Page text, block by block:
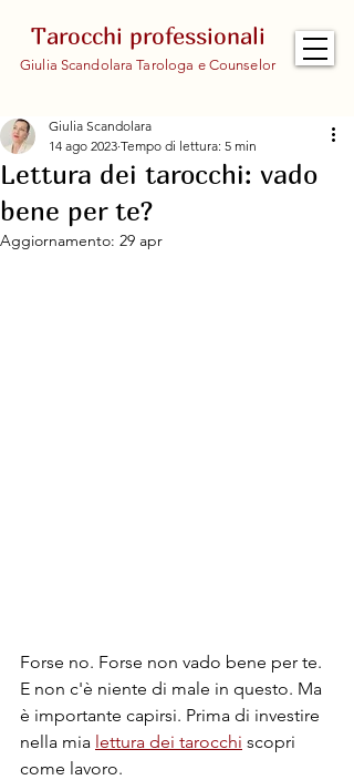
Tarocchi professionali
Giulia Scandolara Tarologa e Counselor
Lettura dei tarocchi: vado
bene per te?
Giulia Scandolara
14 ago 2023 Tempo di lettura: 5 min
Aggiornamento: 29 apr
Forse no. Forse non vado bene per te.
E non c'è niente di male in questo. Ma
è importante capirsi. Prima di investire
nella mia lettura dei tarocchi scopri
come lavoro.